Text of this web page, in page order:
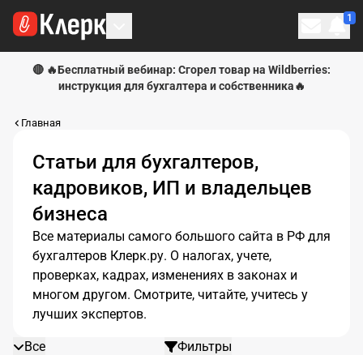
1
🔴 🔥Бесплатный вебинар: Сгорел товар на Wildberries:
инструкция для бухгалтера и собственника🔥
Главная
Статьи для бухгалтеров,
кадровиков, ИП и владельцев
бизнеса
Все материалы самого большого сайта в РФ для
бухгалтеров Клерк.ру. О налогах, учете,
проверках, кадрах, изменениях в законах и
многом другом. Смотрите, читайте, учитесь у
лучших экспертов.
Все Фильтры